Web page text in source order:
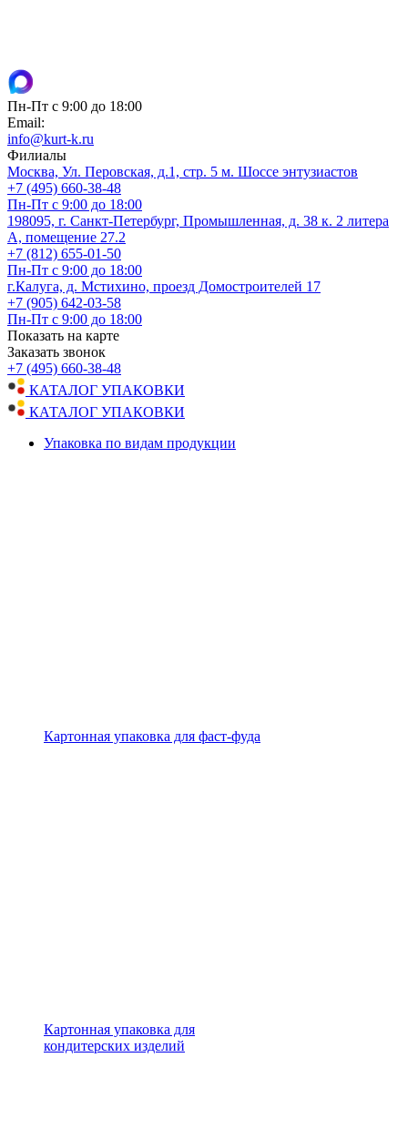
Пн-Пт с 9:00 до 18:00
Email:
info@kurt-k.ru
Филиалы
Москва, Ул. Перовская, д.1, стр. 5 м. Шоссе энтузиастов
+7 (495) 660-38-48
Пн-Пт с 9:00 до 18:00
198095, г. Санкт-Петербург, Промышленная, д. 38 к. 2 литера
А, помещение 27.2
+7 (812) 655-01-50
Пн-Пт с 9:00 до 18:00
г.Калуга, д. Мстихино, проезд Домостроителей 17
+7 (905) 642-03-58
Пн-Пт с 9:00 до 18:00
Показать на карте
Заказать звонок
+7 (495) 660-38-48
КАТАЛОГ УПАКОВКИ
КАТАЛОГ УПАКОВКИ
Упаковка по видам продукции
Картонная упаковка для фаст-фуда
Картонная упаковка для
кондитерских изделий